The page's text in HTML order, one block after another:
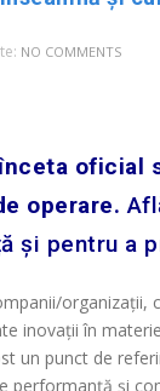
NO COMMENTS
oficial
operare.
și pentru a
organizații,
inovații în
un punct de
performanță și